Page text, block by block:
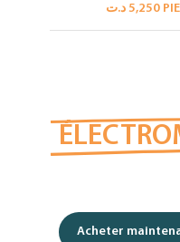
5,250 د.ت
Acheter